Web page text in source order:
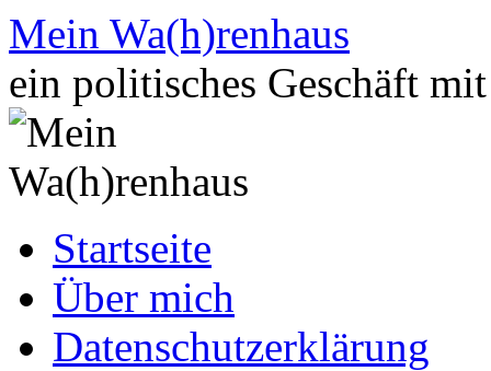
Zum
Inhalt
springen
Mein Wa(h)renhaus
ein politisches Geschäft
Startseite
Über mich
Datenschutzerklärung